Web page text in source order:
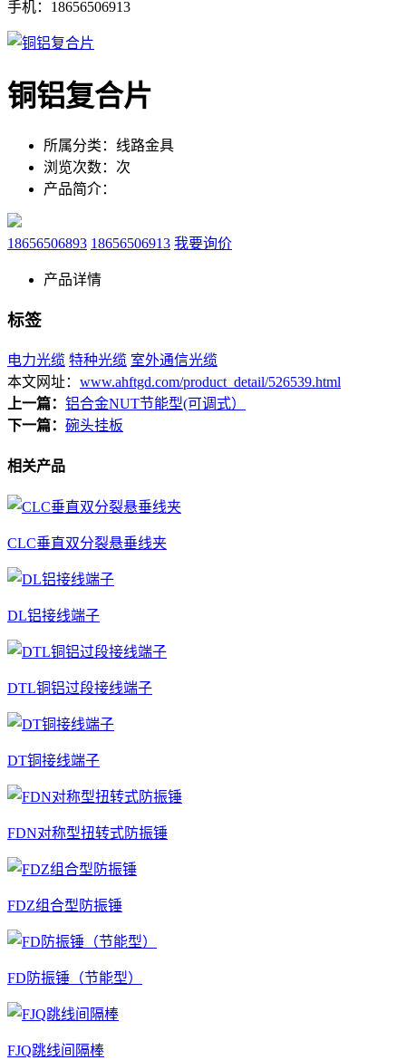
手机：18656506913
铜铝复合片
所属分类： 线路金具
浏览次数： 次
产品简介：
18656506893 18656506913 我要询价
产品详情
标签
电力光缆 特种光缆 室外通信光缆
本文网址： www.ahftgd.com/product_detail/526539.html
上一篇： 铝合金NUT节能型(可调式）
下一篇： 碗头挂板
相关产品
CLC垂直双分裂悬垂线夹
DL铝接线端子
DTL铜铝过段接线端子
DT铜接线端子
FDN对称型扭转式防振锤
FDZ组合型防振锤
FD防振锤（节能型）
FJQ跳线间隔棒